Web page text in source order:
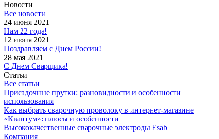
Новости
Все новости
24 июня 2021
Нам 22 года!
12 июня 2021
Поздравляем с Днем России!
28 мая 2021
С Днем Сварщика!
Статьи
Все статьи
Присадочные прутки: разновидности и особенности
использования
Как выбрать сварочную проволоку в интернет-магазине
«Квантум»: плюсы и особенности
Высококачественные сварочные электроды Esab
Компания